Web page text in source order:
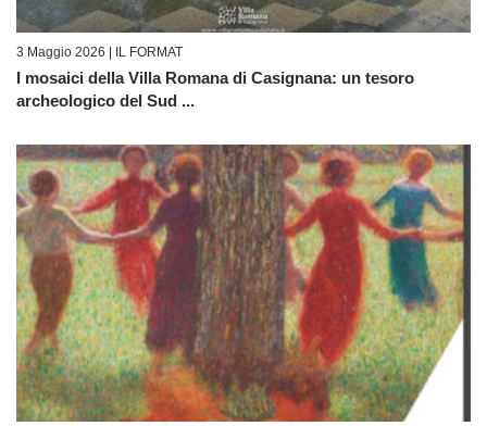
3 Maggio 2026 | IL FORMAT
I mosaici della Villa Romana di Casignana: un tesoro
archeologico del Sud ...